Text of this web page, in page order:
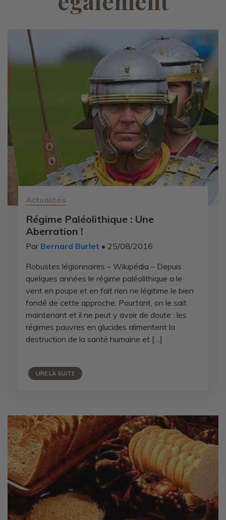
Actualités
Régime Paléolithique : Une
Aberration !
Par Bernard Burlet • 25/08/2016
Robustes légionnaires – Wikipédia – Depuis
quelques années le régime paléolithique a le
vent en poupe et en fait rien ne légitime le bien
fondé de cette approche. Pourtant, on le sait
maintenant et il ne peut y avoir de doute : les
régimes pauvres en glucides alimentent la
destruction de la santé humaine et […]
LIRE LA SUITE